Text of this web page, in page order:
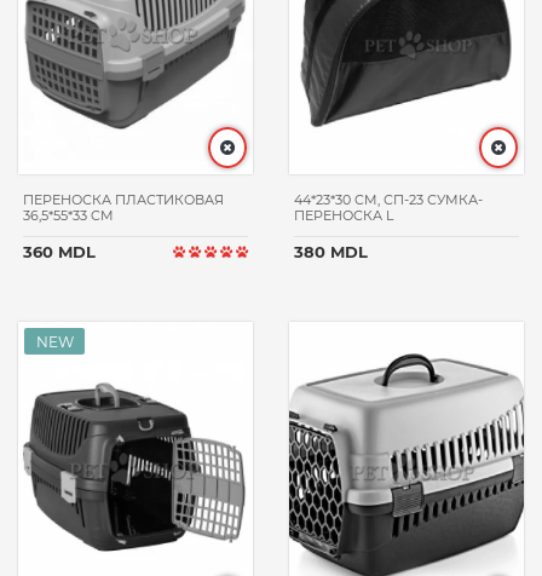
ПЕРЕНОСКА ПЛАСТИКОВАЯ
36,5*55*33 CM
360 MDL
44*23*30 CM, СП-23 СУМКА-
ПЕРЕНОСКА L
380 MDL